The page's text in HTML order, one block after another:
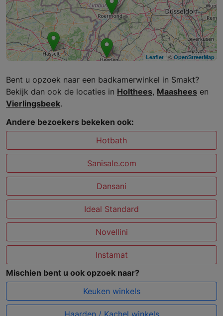
Leaflet | © OpenStreetMap
Bent u opzoek naar een badkamerwinkel in Smakt?
Bekijk dan ook de locaties in Holthees, Maashees en
Vierlingsbeek.
Andere bezoekers bekeken ook:
Hotbath
Sanisale.com
Dansani
Ideal Standard
Novellini
Instamat
Mischien bent u ook opzoek naar?
Keuken winkels
Haarden / Kachel winkels